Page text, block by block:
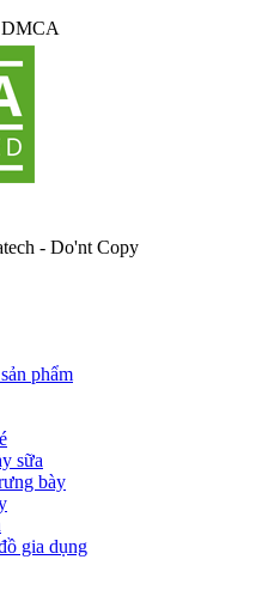
DMCA
- Do'nt Copy
phẩm
sữa
bày
gia dụng